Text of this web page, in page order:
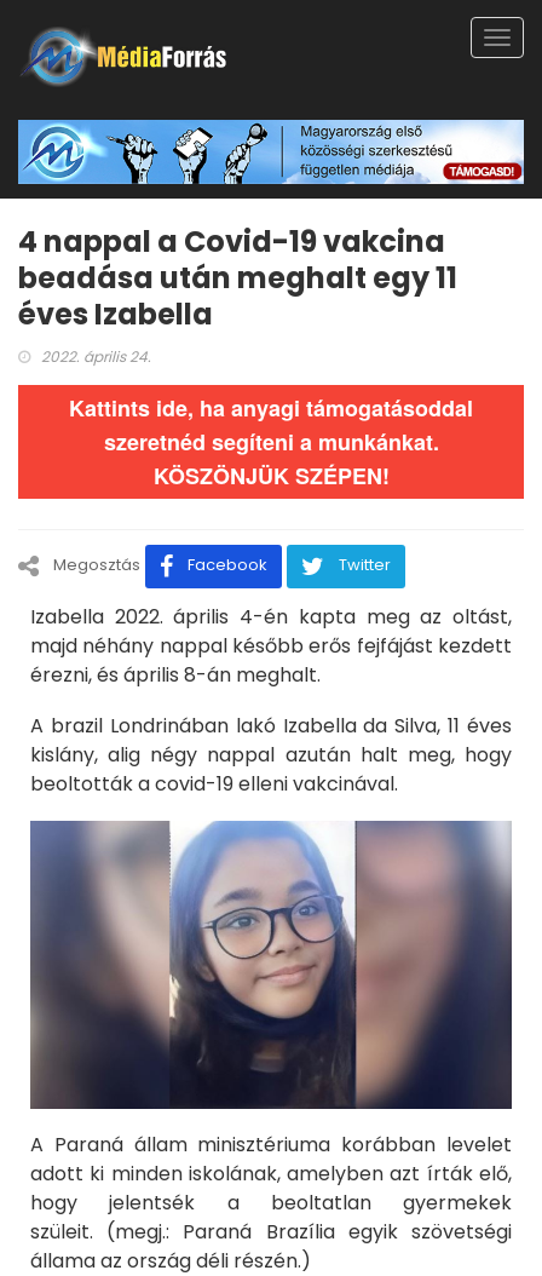
4 nappal a Covid-19 vakcina
beadása után meghalt egy 11
éves Izabella
2022. április 24.
Kattints ide, ha anyagi támogatásoddal
szeretnéd segíteni a munkánkat.
KÖSZÖNJÜK SZÉPEN!
Megosztás Facebook Twitter
Izabella 2022. április 4-én kapta meg az oltást,
majd néhány nappal később erős fejfájást kezdett
érezni, és április 8-án meghalt.
A brazil Londrinában lakó Izabella da Silva, 11 éves
kislány, alig négy nappal azután halt meg, hogy
beoltották a covid-19 elleni vakcinával.
A Paraná állam minisztériuma korábban levelet
adott ki minden iskolának, amelyben azt írták elő,
hogy jelentsék a beoltatlan gyermekek
szüleit. (megj.: Paraná Brazília egyik szövetségi
állama az ország déli részén.)